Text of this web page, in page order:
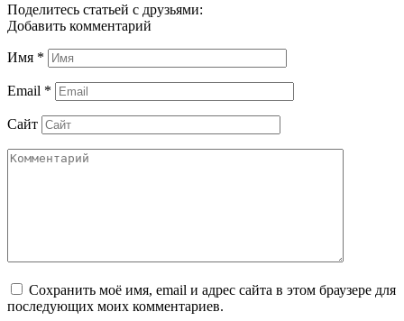
Поделитесь статьей с друзьями:
Добавить комментарий
Имя *
Email *
Сайт
Сохранить моё имя, email и адрес сайта в этом браузере для
последующих моих комментариев.